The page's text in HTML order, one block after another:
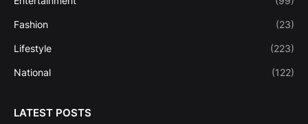
Fashion (23)
Lifestyle (223)
National (122)
LATEST POSTS